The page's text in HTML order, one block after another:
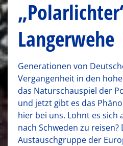
Langerwehe
Generationen von
Vergangenheit in den
das Naturschauspiel der
und jetzt gibt es das
hier bei uns. Lohnt es sich
nach Schweden zu
Austauschgruppe der